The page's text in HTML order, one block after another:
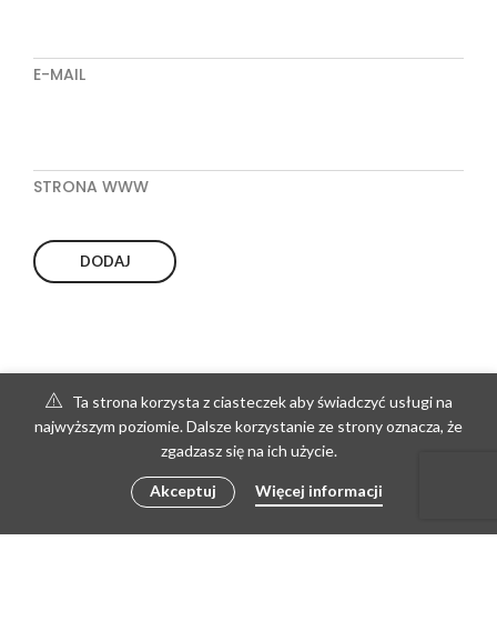
E-MAIL
STRONA WWW
Ta strona korzysta z ciasteczek aby świadczyć usługi na
najwyższym poziomie. Dalsze korzystanie ze strony oznacza, że
zgadzasz się na ich użycie.
Akceptuj Więcej informacji